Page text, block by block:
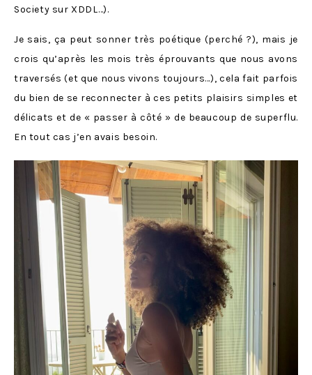
Society sur XDDL…).
Je sais, ça peut sonner très poétique (perché ?), mais je
crois qu’après les mois très éprouvants que nous avons
traversés (et que nous vivons toujours…), cela fait parfois
du bien de se reconnecter à ces petits plaisirs simples et
délicats et de « passer à côté » de beaucoup de superflu.
En tout cas j’en avais besoin.